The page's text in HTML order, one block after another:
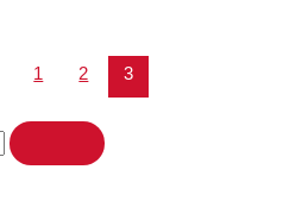
1 2 3